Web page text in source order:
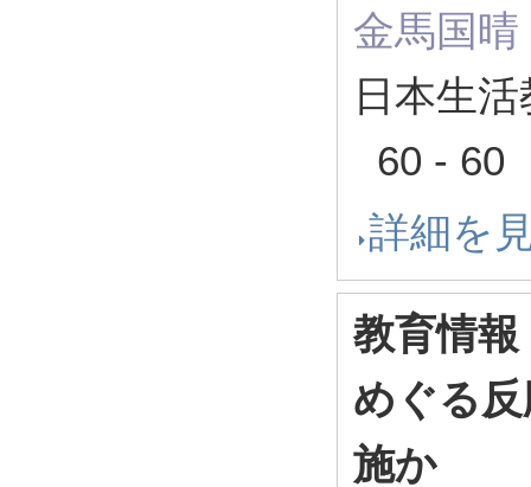
金馬国晴
日本生
60 - 60
詳細を
教育情
めぐる
施か